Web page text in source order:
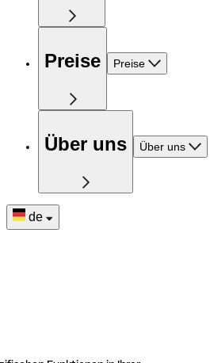
Preise Preise
Über uns Über uns
de